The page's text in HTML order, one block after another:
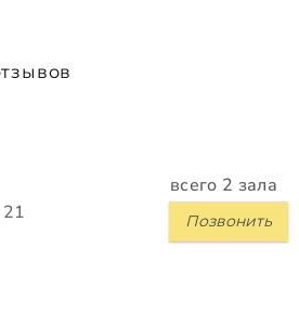
всего 2 зала
Позвонить
21